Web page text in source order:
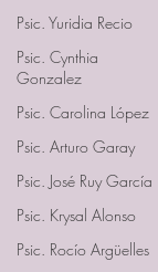
Psic. Yuridia Recio
Psic. Cynthia
Gonzalez
Psic. Carolina López
Psic. Arturo Garay
Psic. José Ruy García
Psic. Krysal Alonso
Psic. Rocío Argüelles